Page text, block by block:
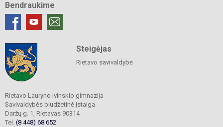
Bendraukime
Steigėjas
Rietavo savivaldybė
Rietavo Lauryno Ivinskio gimnazija
Savivaldybės biudžetinė įstaiga
Daržų g. 1, Rietavas 90314
Tel. (8 448) 68 652